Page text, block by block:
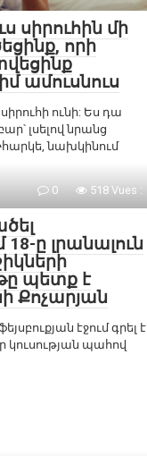
սիրուհին մի
որի
ամուսնուս
ունի: Ես դա
լսելով նրանց
նախկինում
0 518 Vues :
ը լրանալուն
պետք է
Քոչարյան
էջում գրել է.
կուսության պահով